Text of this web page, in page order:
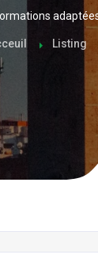
Listing